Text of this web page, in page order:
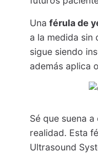
Una férula de
a la medida sin
sigue siendo
además aplica
Sé que suena
realidad. Esta
Ultrasound